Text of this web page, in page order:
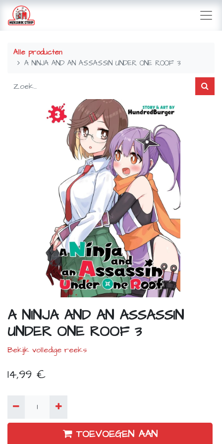
Alle producten
A NINJA AND AN ASSASSIN UNDER ONE ROOF 3
A NINJA AND AN ASSASSIN
UNDER ONE ROOF 3
Bekijk volledige reeks
14,99 €
TOEVOEGEN AAN